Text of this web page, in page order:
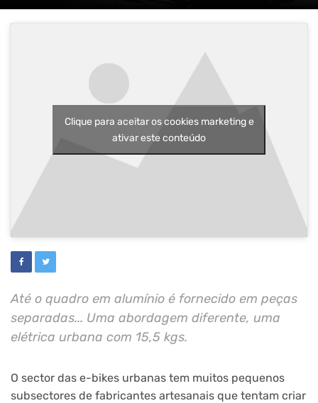
Clique para aceitar os cookies marketing e
ativar este conteúdo
Até o quadro em alumínio é fornecido em peças
separadas... Uma abordagem diferente, uma
elétrica urbana com 15,5 kgs.
O sector das e-bikes urbanas tem muitos pequenos
subsectores de fabricantes artesanais que tentam criar